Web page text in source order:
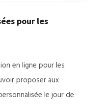
pour les
en ligne pour les
proposer aux
le jour de